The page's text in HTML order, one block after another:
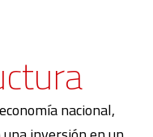
nacional,